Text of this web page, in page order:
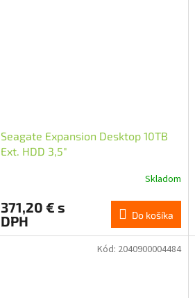
Seagate Expansion Desktop 10TB
Ext. HDD 3,5"
Skladom
371,20 € s
DPH
Do košíka
Kód: 2040900004484